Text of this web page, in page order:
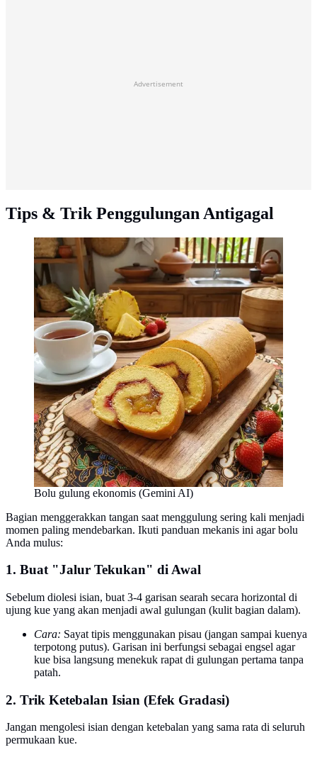
Advertisement
Tips & Trik Penggulungan Antigagal
Bolu gulung ekonomis (Gemini AI)
Bagian menggerakkan tangan saat menggulung sering kali menjadi
momen paling mendebarkan. Ikuti panduan mekanis ini agar bolu
Anda mulus:
1. Buat "Jalur Tekukan" di Awal
Sebelum diolesi isian, buat 3-4 garisan searah secara horizontal di
ujung kue yang akan menjadi awal gulungan (kulit bagian dalam).
Cara: Sayat tipis menggunakan pisau (jangan sampai kuenya
terpotong putus). Garisan ini berfungsi sebagai engsel agar
kue bisa langsung menekuk rapat di gulungan pertama tanpa
patah.
2. Trik Ketebalan Isian (Efek Gradasi)
Jangan mengolesi isian dengan ketebalan yang sama rata di seluruh
permukaan kue.